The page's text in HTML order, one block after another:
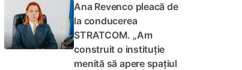
Ana Revenco pleacă de
la conducerea
STRATCOM. „Am
construit o instituție
menită să apere spațiul